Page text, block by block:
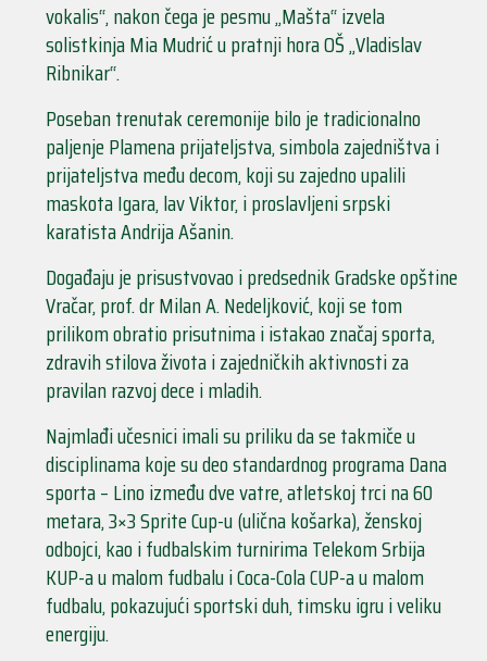
vokalis“, nakon čega je pesmu „Mašta“ izvela
solistkinja Mia Mudrić u pratnji hora OŠ „Vladislav
Ribnikar“.
Poseban trenutak ceremonije bilo je tradicionalno
paljenje Plamena prijateljstva, simbola zajedništva i
prijateljstva među decom, koji su zajedno upalili
maskota Igara, lav Viktor, i proslavljeni srpski
karatista Andrija Ašanin.
Događaju je prisustvovao i predsednik Gradske opštine
Vračar, prof. dr Milan A. Nedeljković, koji se tom
prilikom obratio prisutnima i istakao značaj sporta,
zdravih stilova života i zajedničkih aktivnosti za
pravilan razvoj dece i mladih.
Najmlađi učesnici imali su priliku da se takmiče u
disciplinama koje su deo standardnog programa Dana
sporta – Lino između dve vatre, atletskoj trci na 60
metara, 3×3 Sprite Cup-u (ulična košarka), ženskoj
odbojci, kao i fudbalskim turnirima Telekom Srbija
KUP-a u malom fudbalu i Coca-Cola CUP-a u malom
fudbalu, pokazujući sportski duh, timsku igru i veliku
energiju.